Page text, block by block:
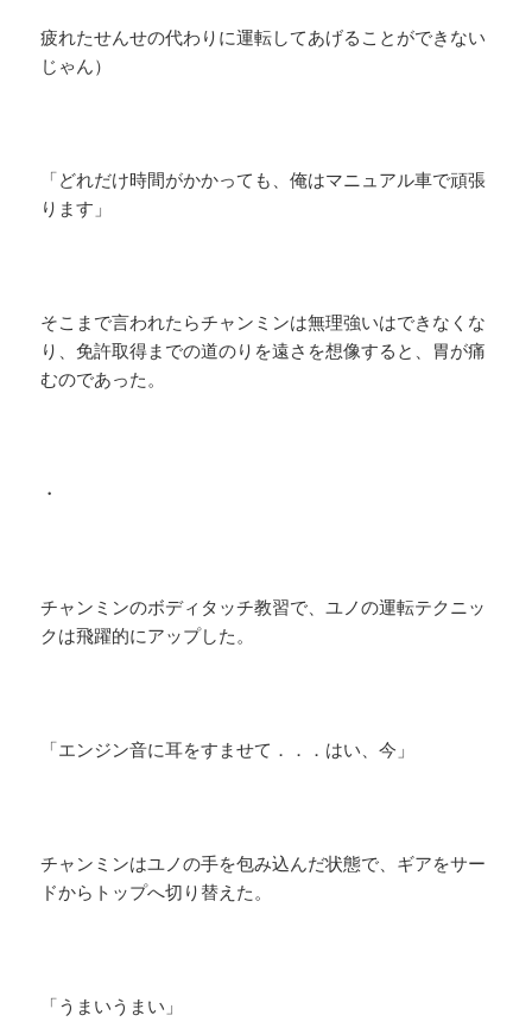
疲れたせんせの代わりに運転してあげることができない
じゃん）
「どれだけ時間がかかっても、俺はマニュアル車で頑張
ります」
そこまで言われたらチャンミンは無理強いはできなくな
り、免許取得までの道のりを遠さを想像すると、胃が痛
むのであった。
・
チャンミンのボディタッチ教習で、ユノの運転テクニッ
クは飛躍的にアップした。
「エンジン音に耳をすませて．．．はい、今」
チャンミンはユノの手を包み込んだ状態で、ギアをサー
ドからトップへ切り替えた。
「うまいうまい」